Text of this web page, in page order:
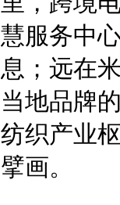
慧服务中
息；远在
当地品牌
纺织产业
擘画。